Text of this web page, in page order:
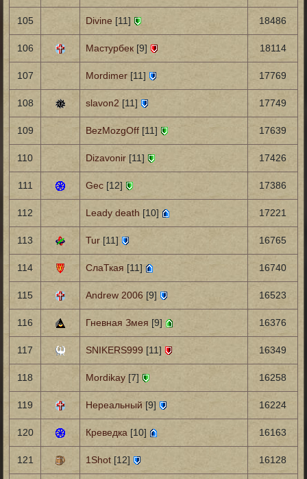
105 Divine [11] 18486
106 Мастурбек [9] 18114
107 Mordimer [11] 17769
108 slavon2 [11] 17749
109 BezMozgOff [11] 17639
110 Dizavonir [11] 17426
111 Gec [12] 17386
112 Leady death [10] 17221
113 Tur [11] 16765
114 СлаТкая [11] 16740
115 Andrew 2006 [9] 16523
116 Гневная Змея [9] 16376
117 SNIKERS999 [11] 16349
118 Mordikay [7] 16258
119 Нереальный [9] 16224
120 Креведка [10] 16163
121 1Shot [12] 16128